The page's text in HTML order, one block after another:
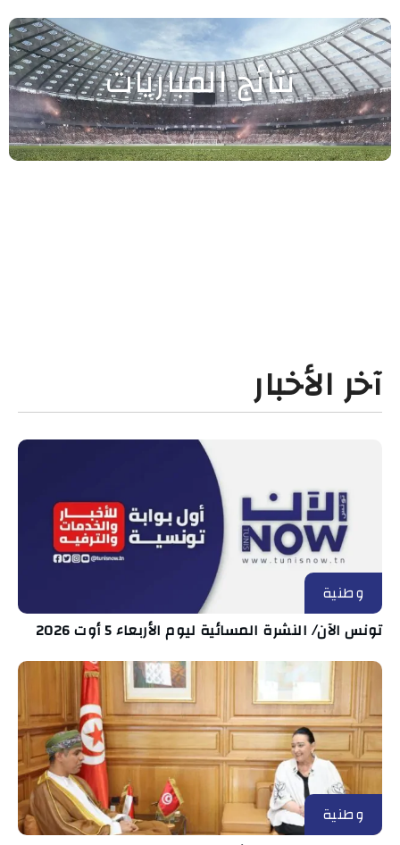
نتائج المباريات
آخر الأخبار
وطنية
تونس الآن/ النشرة المسائية ليوم الأربعاء 5 أوت 2026
وطنية